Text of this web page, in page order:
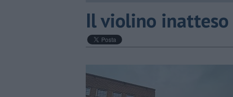
​Il violino inatteso